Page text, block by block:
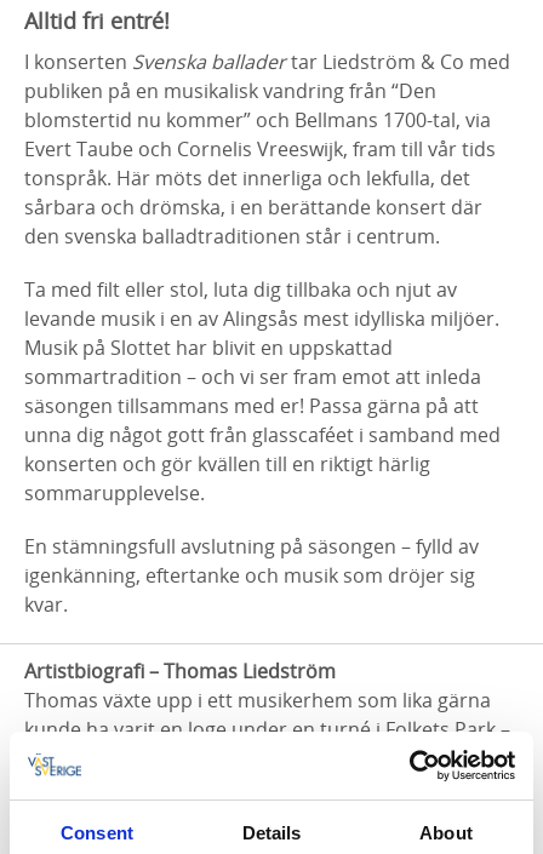
Consent Details About
Alltid fri entré!
I konserten Svenska balladertar Liedström & Co med
publiken på en musikalisk vandring från “Den
blomstertid nu kommer” och Bellmans 1700-tal, via
Evert Taube och Cornelis Vreeswijk, fram till vår tids
tonspråk. Här möts det innerliga och lekfulla, det
sårbara och drömska, i en berättande konsert där
den svenska balladtraditionen står i centrum.
Ta med filt eller stol, luta dig tillbaka och njut av
levande musik i en av Alingsås mest idylliska miljöer.
Musik på Slottet har blivit en uppskattad
sommartradition – och vi ser fram emot att inleda
säsongen tillsammans med er! Passa gärna på att
unna dig något gott från glasscaféet i samband med
konserten och gör kvällen till en riktigt härlig
sommarupplevelse.
En stämningsfull avslutning på säsongen – fylld av
igenkänning, eftertanke och musik som dröjer sig
kvar.
Artistbiografi – Thomas Liedström
Thomas växte upp i ett musikerhem som lika gärna
kunde ha varit en loge under en turné i Folkets Park –
hans pappa var bandledare och kompade stora
artister som Umberto Marcato och Josephine Baker.
en självklar del. Han håller i skrivande stund på att